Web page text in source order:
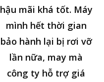
hậu mãi khá tốt. Máy
mình hết thời gian
bảo hành lại bị rơi vỡ
lần nữa, may mà
công ty hỗ trợ giá